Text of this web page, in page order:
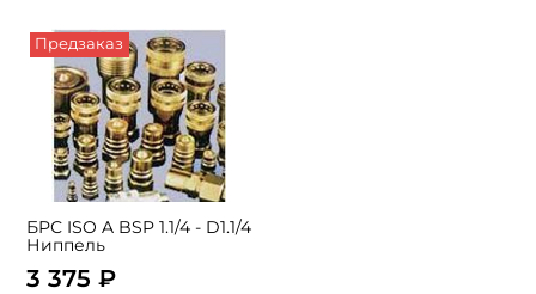
Предзаказ
БРС ISO A BSP 1.1/4 - D1.1/4
Ниппель
3 375 ₽